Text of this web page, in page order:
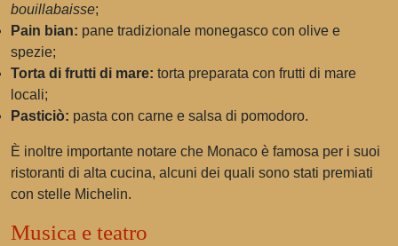
bouillabaisse;
Pain bian: pane tradizionale monegasco con olive e
spezie;
Torta di frutti di mare: torta preparata con frutti di mare
locali;
Pasticiò: pasta con carne e salsa di pomodoro.
È inoltre importante notare che Monaco è famosa per i suoi
ristoranti di alta cucina, alcuni dei quali sono stati premiati
con stelle Michelin.
Musica e teatro